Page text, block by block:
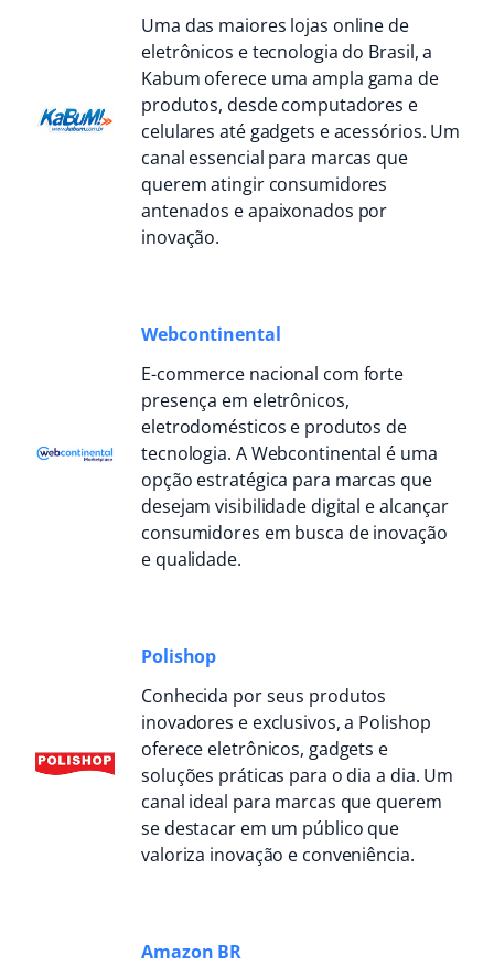
Uma das maiores lojas online de
eletrônicos e tecnologia do Brasil, a
Kabum oferece uma ampla gama de
produtos, desde computadores e
celulares até gadgets e acessórios. Um
canal essencial para marcas que
querem atingir consumidores
antenados e apaixonados por
inovação.
Webcontinental
E-commerce nacional com forte
presença em eletrônicos,
eletrodomésticos e produtos de
tecnologia. A Webcontinental é uma
opção estratégica para marcas que
desejam visibilidade digital e alcançar
consumidores em busca de inovação
e qualidade.
Polishop
Conhecida por seus produtos
inovadores e exclusivos, a Polishop
oferece eletrônicos, gadgets e
soluções práticas para o dia a dia. Um
canal ideal para marcas que querem
se destacar em um público que
valoriza inovação e conveniência.
Amazon BR